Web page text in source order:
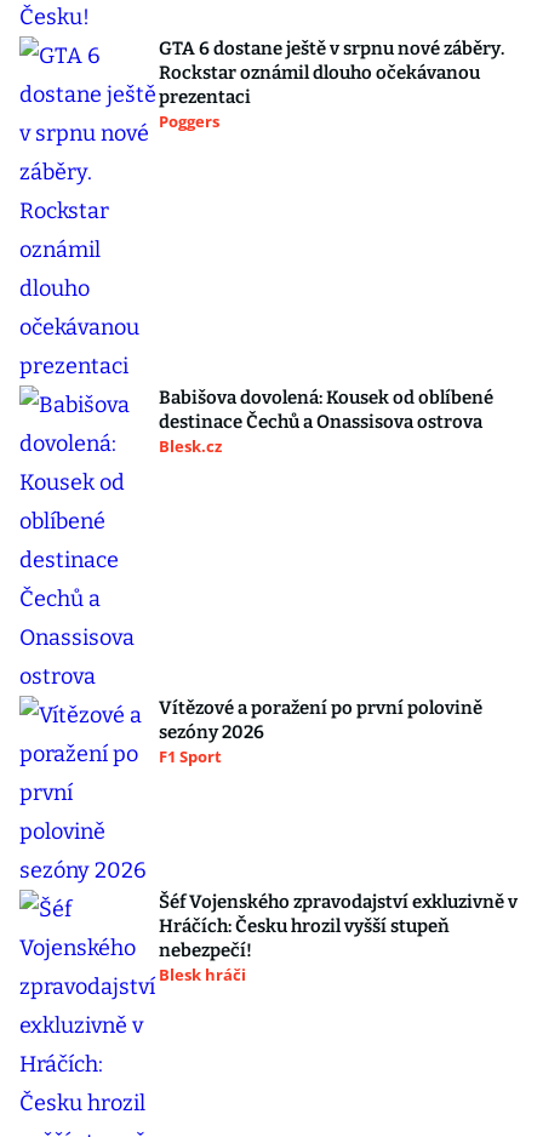
GTA 6 dostane ještě v srpnu nové záběry.
Rockstar oznámil dlouho očekávanou
prezentaci
Poggers
Babišova dovolená: Kousek od oblíbené
destinace Čechů a Onassisova ostrova
Blesk.cz
Vítězové a poražení po první polovině
sezóny 2026
F1 Sport
Šéf Vojenského zpravodajství exkluzivně v
Hráčích: Česku hrozil vyšší stupeň
nebezpečí!
Blesk hráči